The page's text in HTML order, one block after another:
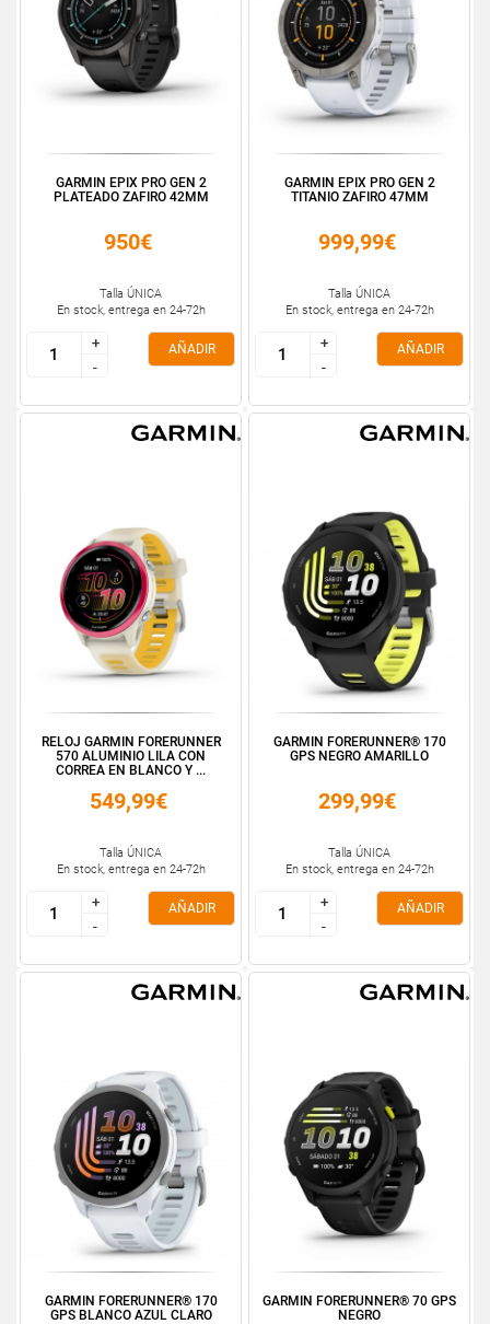
GARMIN EPIX PRO GEN 2
PLATEADO ZAFIRO 42MM
950€
Talla ÚNICA
En stock, entrega en 24-72h
+
-
+
-
AÑADIR
GARMIN EPIX PRO GEN 2
TITANIO ZAFIRO 47MM
999,99€
Talla ÚNICA
En stock, entrega en 24-72h
+
-
+
-
AÑADIR
RELOJ GARMIN FORERUNNER
570 ALUMINIO LILA CON
CORREA EN BLANCO Y ...
549,99€
Talla ÚNICA
En stock, entrega en 24-72h
+
-
+
-
AÑADIR
GARMIN FORERUNNER® 170
GPS NEGRO AMARILLO
299,99€
Talla ÚNICA
En stock, entrega en 24-72h
+
-
+
-
AÑADIR
GARMIN FORERUNNER® 170
GPS BLANCO AZUL CLARO
GARMIN FORERUNNER® 70 GPS
NEGRO